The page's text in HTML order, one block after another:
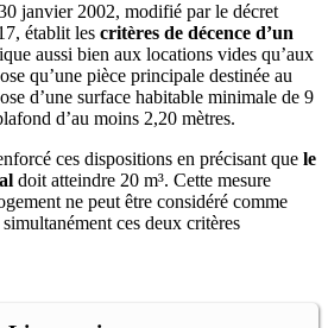
janvier 2002, modifié par le décret
établit les critères de décence d’un
aussi bien aux locations vides qu’aux
qu’une pièce principale destinée au
d’une surface habitable minimale de 9
d’au moins 2,20 mètres.
ces dispositions en précisant que le
doit atteindre 20 m³. Cette mesure
ne peut être considéré comme
ces deux critères